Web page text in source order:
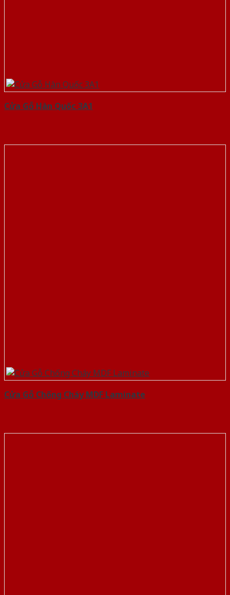
Cửa Gỗ Hàn Quốc 3A1
Cửa Gỗ Chống Cháy MDF Laminate